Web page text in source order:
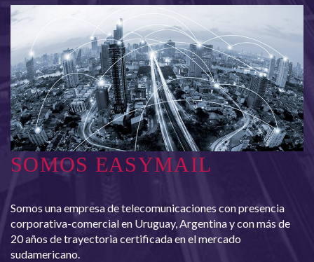
SOMOS EASYMAIL
Somos una empresa de telecomunicaciones con presencia
corporativa-comercial en Uruguay, Argentina y con más de
20 años de trayectoria certificada en el mercado
sudamericano.